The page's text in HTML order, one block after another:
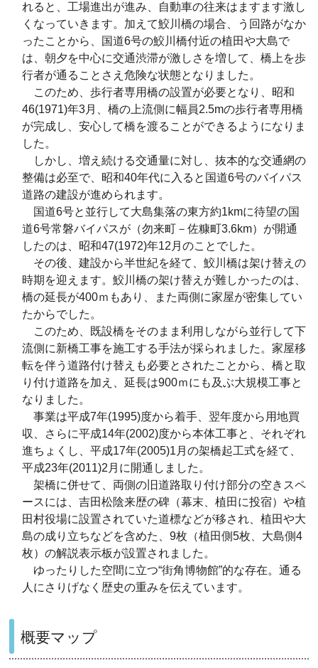
れると、工場進出が進み、自動車の往来はますます激し
くなっていきます。加えて鮫川橋の場合、
う回路がなか
ったことから、 国道6号の鮫川橋付近の植田や大島で
は、朝夕を中心に交通渋滞が激しさを増して、橋上を歩
行者が通ることさえ危険な状態となりました。
このため、歩行者専用橋の設置が必要となり、昭和
46(1971)年3月、橋の上流側に幅員2.5mの歩行者専用橋
が完成し、安心して橋を渡ることができるようになりま
した。
しかし、増え続ける交通量に対し、抜本的な交通網の
整備は必至で、昭和40年代に入ると 国道6号のバイパス
道路の建設が進められます。
国道6号と並行して大島集落の東方約1kmに待望の国
道6号常磐バイパスが （勿来町－佐糠町3.6km） が開通
したのは、昭和47(1972)年12月のことでした。
その後、建設から半世紀を経て、鮫川橋は架け替えの
時期を迎えます。鮫川橋の架け替えが難しかったのは、
橋の延長が400ｍもあり、また両側に家屋が密集してい
たからでした。
このため、既設橋をそのまま利用しながら並行して下
流側に新橋工事を施工する手法が採られました。家屋移
転を伴う道路付け替えも必要とされたことから、橋と取
り付け道路を加え、延長は900ｍにも及ぶ大規模工事と
なりました。
事業は平成7年(1995)度から着手、翌年度から用地買
収、さらに平成14年(2002)度から本体工事と、それぞれ
進ちょくし、平成17年(2005)1月の架橋起工式を経て、
平成23年(2011)2月に開通しました。
架橋に併せて、両側の旧道路取り付け部分の空きスペ
ースには、吉田松陰来歴の碑 （幕末、植田に投宿）や植
田村役場に設置されていた道標などが移され、植田や大
島の成り立ちなどを含めた、9枚 （植田側5枚、大島側4
枚）の解説表示板が設置されました。
ゆったりした空間に立つ“街角博物館”的な存在。通る
人にさりげなく歴史の重みを伝えています。
概要マップ